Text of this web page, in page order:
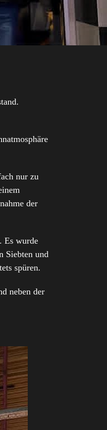
nur zu
der
Es wurde
Siebten und
spüren.
neben der